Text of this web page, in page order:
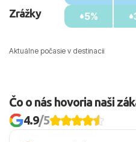
Aktuálne počasie v destinacii
Zrážky 5%
Čo o nás hovoria naši
4.9/5